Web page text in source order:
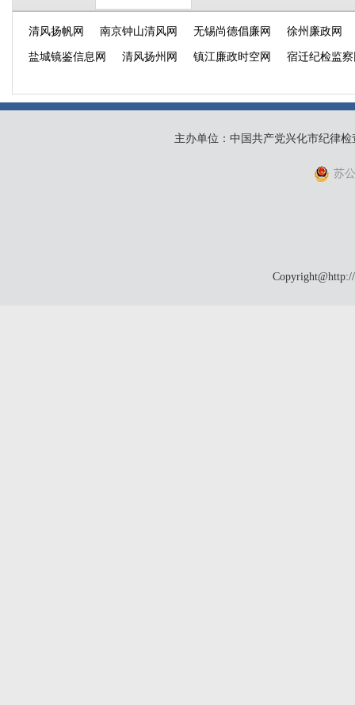
清风扬帆网 南京钟山清风网 无锡尚德倡廉网 徐州廉政网
盐城镜鉴信息网 清风扬州网 镇江廉政时空网 宿迁纪检监
主办单位：中国共产党兴化市纪律
苏